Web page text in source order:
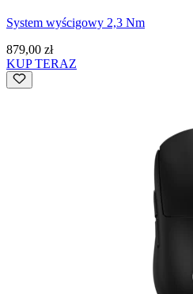
System wyścigowy 2,3 Nm
879,00 zł
KUP TERAZ